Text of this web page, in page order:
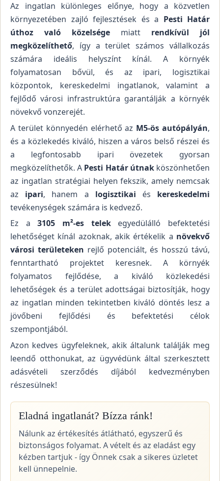
Az ingatlan különleges előnye, hogy a közvetlen
környezetében zajló fejlesztések és a Pesti Határ
úthoz való közelsége miatt rendkívül jól
megközelíthető, így a terület számos vállalkozás
számára ideális helyszínt kínál. A környék
folyamatosan bővül, és az ipari, logisztikai
központok, kereskedelmi ingatlanok, valamint a
fejlődő városi infrastruktúra garantálják a környék
növekvő vonzerejét.
A terület könnyedén elérhető az M5-ös autópályán,
és a közlekedés kiváló, hiszen a város belső részei és
a legfontosabb ipari övezetek gyorsan
megközelíthetők. A Pesti Határ útnakköszönhetően
az ingatlan stratégiai helyen fekszik, amely nemcsak
az ipari, hanem a logisztikai és kereskedelmi
tevékenységek számára is kedvező.
Ez a3105 m²-es telekegyedülálló befektetési
lehetőséget kínál azoknak, akik értékelik a növekvő
városi területeken rejlő potenciált, és hosszú távú,
fenntartható projektet keresnek. A környék
folyamatos fejlődése, a kiváló közlekedési
lehetőségek és a terület adottságai biztosítják, hogy
az ingatlan minden tekintetben kiváló döntés lesz a
jövőbeni fejlődési és befektetési célok
szempontjából.
Azon kedves ügyfeleknek, akik általunk találják meg
leendő otthonukat, az ügyvédünk által szerkesztett
adásvételi szerződés díjából kedvezményben
részesülnek!
Eladná ingatlanát? Bízza ránk!
Nálunk az értékesítés átlátható, egyszerű és
biztonságos folyamat. A vételt és az eladást egy
kézben tartjuk - így Önnek csak a sikeres üzletet
kell ünnepelnie.